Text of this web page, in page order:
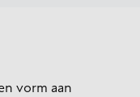
vorm aan